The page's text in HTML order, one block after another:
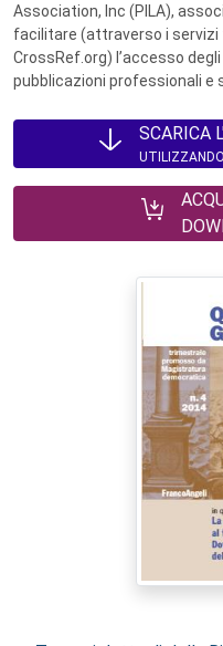
Association, Inc (PILA),
facilitare (attraverso i
CrossRef.org) l’accesso
pubblicazioni professionali e
SCARICA